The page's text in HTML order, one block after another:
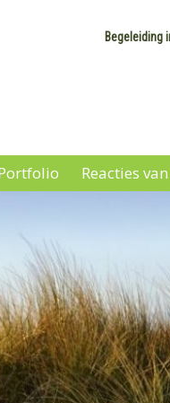
Begeleiding
Reacties